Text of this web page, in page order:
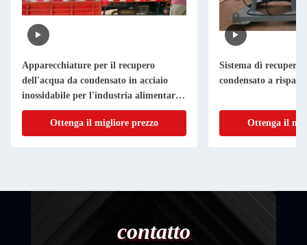
Apparecchiature per il recupero
dell'acqua da condensato in acciaio
inossidabile per l'industria alimentare e
delle bevande
Ottenga il migliore prezzo
Sistema di recupero
condensato a
Ottenga il
contatto